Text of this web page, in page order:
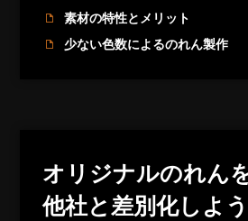
素材の特性とメリット
少ない色数によるのれん製作
オリジナルのれん
他社と差別化しよう